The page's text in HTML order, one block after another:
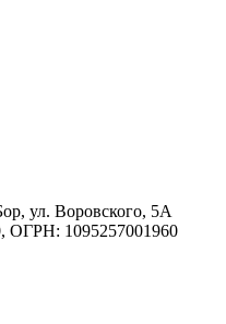
ул. Воровского, 5А
1095257001960